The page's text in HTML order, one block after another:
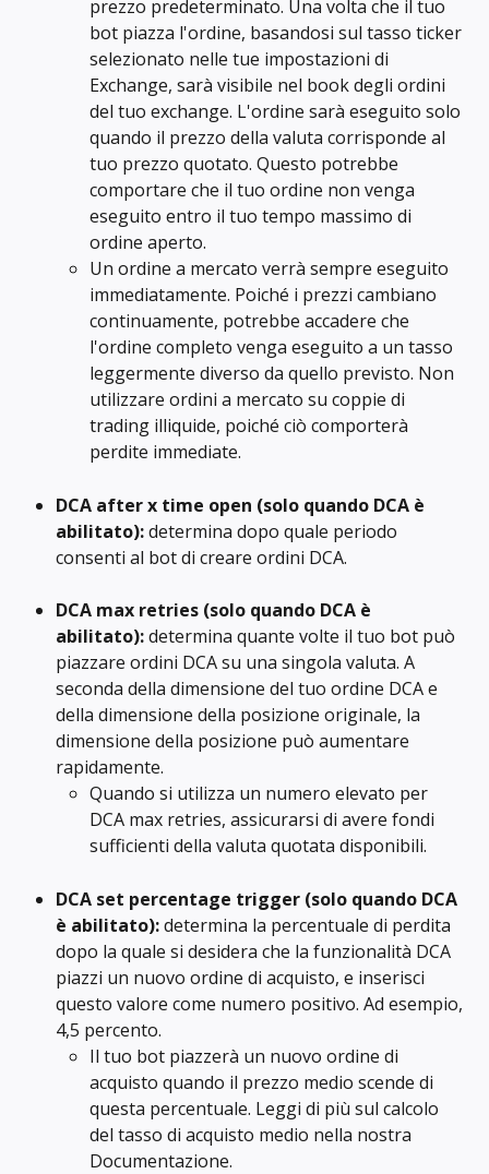
prezzo predeterminato. Una volta che il tuo
bot piazza l'ordine, basandosi sul tasso ticker
selezionato nelle tue impostazioni di
Exchange, sarà visibile nel book degli ordini
del tuo exchange. L'ordine sarà eseguito solo
quando il prezzo della valuta corrisponde al
tuo prezzo quotato. Questo potrebbe
comportare che il tuo ordine non venga
eseguito entro il tuo tempo massimo di
ordine aperto.
Un ordine a mercato verrà sempre eseguito
immediatamente. Poiché i prezzi cambiano
continuamente, potrebbe accadere che
l'ordine completo venga eseguito a un tasso
leggermente diverso da quello previsto. Non
utilizzare ordini a mercato su coppie di
trading illiquide, poiché ciò comporterà
perdite immediate.
DCA after x time open (solo quando DCA è
abilitato): determina dopo quale periodo
consenti al bot di creare ordini DCA.
DCA max retries (solo quando DCA è
abilitato): determina quante volte il tuo bot può
piazzare ordini DCA su una singola valuta. A
seconda della dimensione del tuo ordine DCA e
della dimensione della posizione originale, la
dimensione della posizione può aumentare
rapidamente.
Quando si utilizza un numero elevato per
DCA max retries, assicurarsi di avere fondi
sufficienti della valuta quotata disponibili.
DCA set percentage trigger (solo quando DCA
è abilitato): determina la percentuale di perdita
dopo la quale si desidera che la funzionalità DCA
piazzi un nuovo ordine di acquisto, e inserisci
questo valore come numero positivo. Ad esempio,
4,5 percento.
Il tuo bot piazzerà un nuovo ordine di
acquisto quando il prezzo medio scende di
questa percentuale. Leggi di più sul calcolo
del tasso di acquisto medio nella nostra
Documentazione.